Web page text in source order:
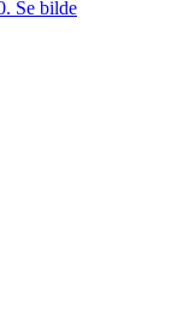
Se bilde